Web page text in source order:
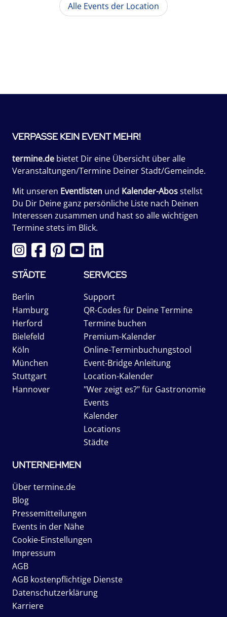
Alle Events der Location
VERPASSE KEIN EVENT MEHR!
termine.de bietet Dir eine Übersicht über alle
Veranstaltungen/Termine Deiner Stadt/Gemeinde.
Mit unseren Eventlisten und Kalender-Abosstellst
Du Dir Deine ganz persönliche Liste nach Deinen
Interessen zusammen und hast so alle wichtigen
Termine stets im Blick.
STÄDTE
Berlin
Hamburg
Herford
Bielefeld
Köln
München
Stuttgart
Hannover
SERVICES
Support
QR-Codes für Deine Termine
Termine buchen
Premium-Kalender
Online-Terminbuchungstool
Event-Bridge Anleitung
Location-Kalender
"Wer zeigt es?" für Gastronomie
Events
Kalender
Locations
Städte
UNTERNEHMEN
Über termine.de
Blog
Pressemitteilungen
Events in der Nähe
Cookie-Einstellungen
Impressum
AGB
AGB kostenpflichtige Dienste
Datenschutzerklärung
Karriere